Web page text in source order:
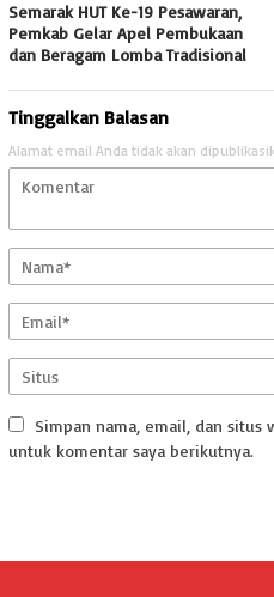
Semarak HUT Ke-19 Pesawaran,
Pemkab Gelar Apel Pembukaan
dan Beragam Lomba Tradisional
Tinggalkan Balasan
Alamat email Anda tidak akan
Simpan nama, email, dan situs
untuk komentar saya berikutnya.